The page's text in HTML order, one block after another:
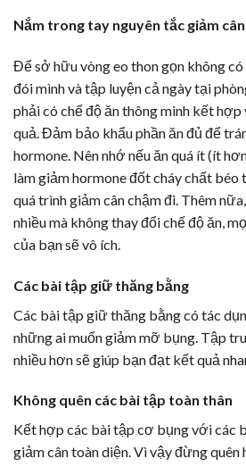
Nắm trong tay nguyên tắc giảm cân
Để sở hữu vòng eo thon gọn không
đói mình và tập luyện cả ngày tại
phải có chế độ ăn thông minh kết
quả. Đảm bảo khẩu phần ăn đủ để
hormone. Nên nhớ nếu ăn quá ít (ít
làm giảm hormone đốt cháy chất béo
quá trình giảm cân chậm đi. Thêm
nhiều mà không thay đổi chế độ ăn,
của bạn sẽ vô ích.
Các bài tập giữ thăng bằng
Các bài tập giữ thăng bằng có tác
những ai muốn giảm mỡ bụng. Tập
nhiều hơn sẽ giúp bạn đạt kết quả
Không quên các bài tập toàn thân
Kết hợp các bài tập cơ bụng với các
giảm cân toàn diện. Vì vậy đừng